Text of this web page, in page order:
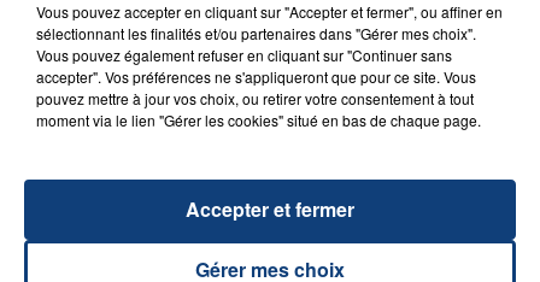
23 juillet 2026
INCENDIE MORTEL À LENS : UNE FEMME ET
SON BÉBÉ ENTRE LA VIE ET LA...
Un homme s'est immolé par le feu après avoir
aspergé sa compagne et leur bébé de trois mois
Vous pouvez accepter en cliquant sur "Accepter et fermer", ou affiner en
sélectionnant les finalités et/ou partenaires dans "Gérer mes choix".
Vous pouvez également refuser en cliquant sur "Continuer sans
accepter". Vos préférences ne s'appliqueront que pour ce site. Vous
pouvez mettre à jour vos choix, ou retirer votre consentement à tout
moment via le lien "Gérer les cookies" situé en bas de chaque page.
Gérer mes choix
Accepter et fermer